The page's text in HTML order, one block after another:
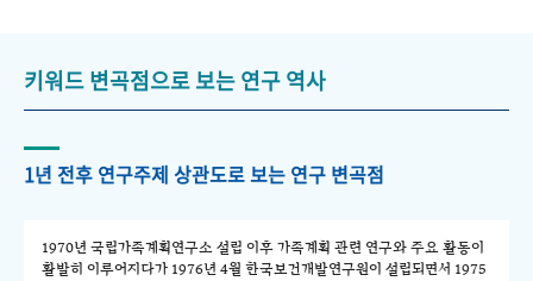
키워드 변곡점으로 보는 연구 역사
1년 전후 연구주제 상관도로 보는 연구 변곡점
1970년 국립가족계획연구소 설립 이후 가족계획 관련 연구와 주요 활동이
활발히 이루어지다가 1976년 4월 한국보건개발연구원이 설립되면서 1975